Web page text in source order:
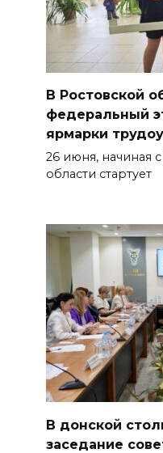
В Ростовской
федеральный
ярмарки
26 июня, начиная
области стартует
В донской
заседание